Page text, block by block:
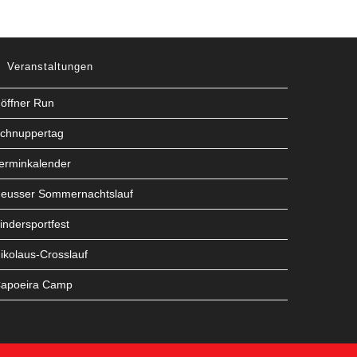
Veranstaltungen
Run
Sommernachtslauf
Crosslauf
Camp